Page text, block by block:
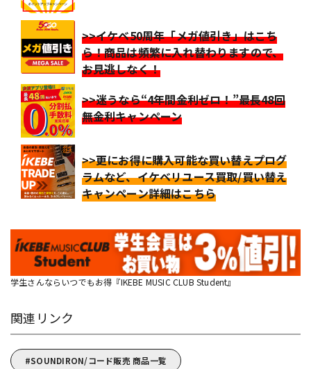
>>イケベ50周年「メガ値引き」はこち
ら！商品は頻繁に入れ替わりますので、
お見逃しなく！
>>迷うなら“4年間金利ゼロ！”最長48回
無金利キャンペーン
>>更にお得に購入可能な買い替えプログ
ラムなど、イケベリユース買取/買い替え
キャンペーン詳細はこちら
学生さんならいつでもお得『IKEBE MUSIC CLUB Student』
関連リンク
SOUNDIRON/コード販売 商品一覧